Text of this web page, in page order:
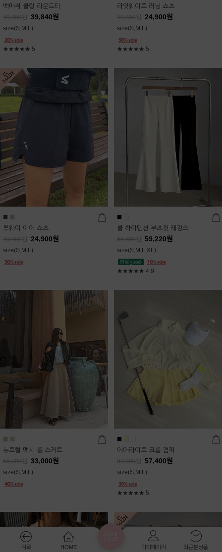
백메쉬 쿨링 라운드티
49,800 39,840원
size(S,M,L)
★★★★★ 5
라잇웨이트 러닝 쇼츠
49,800 24,900원
size(S,M,L)
★★★★★ 5
투웨이 에어 쇼츠
49,800 24,900원
size(S,M,L)
쿨 하이텐션 부츠컷 레깅스
65,800 59,220원
size(S,M,L,XL)
★★★★★ 4.9
뉴트럴 맥시 롱 스커트
55,000 33,000원
size(S,M,L)
에어라이트 크롭 점퍼
82,000 57,400원
size(S,M,L)
★★★★★ 5
뒤로 HOME
마이페이지
최근본상품